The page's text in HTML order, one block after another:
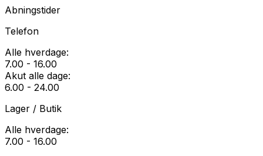
Abningstider
Telefon
Alle hverdage:
7.00 - 16.00
Akut alle dage:
6.00 - 24.00
Lager / Butik
Alle hverdage:
7.00 - 16.00